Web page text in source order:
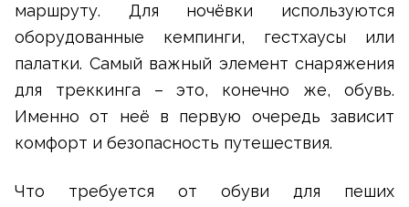
маршруту. Для ночёвки используются
оборудованные кемпинги, гестхаусы или
палатки. Самый важный элемент снаряжения
для треккинга – это, конечно же, обувь.
Именно от неё в первую очередь зависит
комфорт и безопасность путешествия.
Что требуется от обуви для пеших